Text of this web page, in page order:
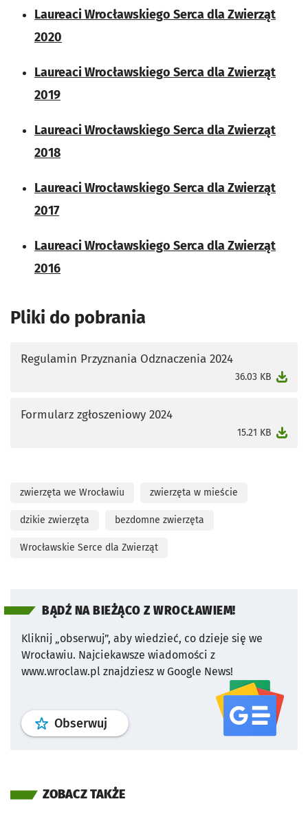
Laureaci Wrocławskiego Serca dla Zwierząt
2020
Laureaci Wrocławskiego Serca dla Zwierząt
2019
Laureaci Wrocławskiego Serca dla Zwierząt
2018
Laureaci Wrocławskiego Serca dla Zwierząt
2017
Laureaci Wrocławskiego Serca dla Zwierząt
2016
Pliki do pobrania
Regulamin Przyznania Odznaczenia 2024
36.03 KB
Formularz zgłoszeniowy 2024
15.21 KB
zwierzęta we Wrocławiu zwierzęta w mieście
dzikie zwierzęta bezdomne zwierzęta
Wrocławskie Serce dla Zwierząt
BĄDŹ NA BIEŻĄCO Z WROCŁAWIEM!
Kliknij „obserwuj”, aby wiedzieć, co dzieje się we
Wrocławiu. Najciekawsze wiadomości z
www.wroclaw.pl znajdziesz w Google News!
Obserwuj profil serwisu
ZOBACZ TAKŻE